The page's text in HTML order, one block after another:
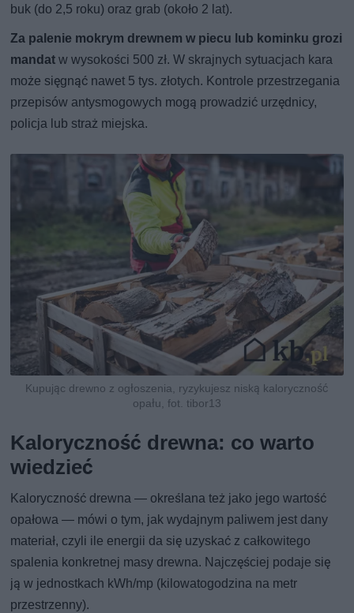
buk (do 2,5 roku) oraz grab (około 2 lat).
Za palenie mokrym drewnem w piecu lub kominku grozi
mandat w wysokości 500 zł. W skrajnych sytuacjach kara
może sięgnąć nawet 5 tys. złotych. Kontrole przestrzegania
przepisów antysmogowych mogą prowadzić urzędnicy,
policja lub straż miejska.
Kupując drewno z ogłoszenia, ryzykujesz niską kaloryczność
opału, fot. tibor13
Kaloryczność drewna: co warto
wiedzieć
Kaloryczność drewna — określana też jako jego wartość
opałowa — mówi o tym, jak wydajnym paliwem jest dany
materiał, czyli ile energii da się uzyskać z całkowitego
spalenia konkretnej masy drewna. Najczęściej podaje się
ją w jednostkach kWh/mp (kilowatogodzina na metr
przestrzenny).